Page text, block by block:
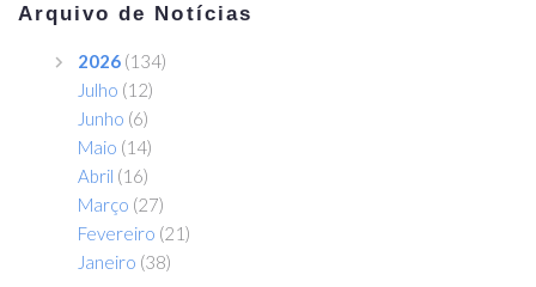
Arquivo de Notícias
2026 (134)
Julho (12)
Junho (6)
Maio (14)
Abril (16)
Março (27)
Fevereiro (21)
Janeiro (38)